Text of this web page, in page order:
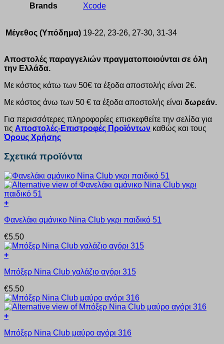
Brands Xcode
Μέγεθος (Υπόδημα) 19-22, 23-26, 27-30, 31-34
Αποστολές παραγγελιών πραγματοποιούνται σε όλη
την Ελλάδα.
Με κόστος κάτω των 50€ τα έξοδα αποστολής είναι 2€.
Με κόστος άνω των 50 € τα έξοδα αποστολής είναι δωρεάν.
Για περισσότερες πληροφορίες επισκεφθείτε την σελίδα για
τις Αποστολές-Επιστροφές Προϊόντων καθώς και τους
Όρους Χρήσης
Σχετικά προϊόντα
+
το
έχει
πολλαπλές
παραλλαγές.
επιλογές
να
επιλεγούν
στη
σελίδα
του
προϊόντος
Φανελάκι αμάνικο Nina Club γκρι παιδικό 51
€5.50
+
το
έχει
πολλαπλές
παραλλαγές.
Οι
μπορούν
Μπόξερ Nina Club γαλάζιο αγόρι 315
€5.50
+
το
Μπόξερ Nina Club μαύρο αγόρι 316